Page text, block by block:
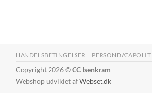
HANDELSBETINGELSER
Copyright 2026 ©CC Isenkram
Webshop udviklet afWebset.dk